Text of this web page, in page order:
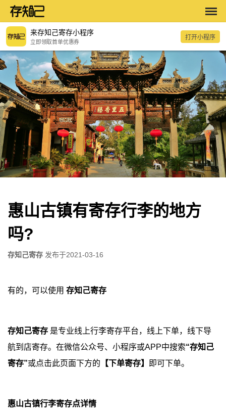
来存知己寄存小程序
立即领取首单优惠券
打开小程序
惠山古镇有寄存行李的地方
吗?
存知己寄存 发布于2021-03-16
有的，可以使用 存知己寄存
存知己寄存 是专业线上行李寄存平台，线上下单，线下导
航到店寄存。在微信公众号、小程序或APP中搜索“存知己
寄存”或点击此页面下方的 【下单寄存】 即可下单。
惠山古镇行李寄存点详情